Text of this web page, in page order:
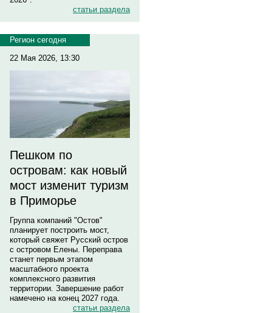
статьи раздела
Регион сегодня
22 Мая 2026, 13:30
Пешком по
островам: как новый
мост изменит туризм
в Приморье
Группа компаний "Остов"
планирует построить мост,
который свяжет Русский остров
с островом Елены. Переправа
станет первым этапом
масштабного проекта
комплексного развития
территории. Завершение работ
намечено на конец 2027 года.
статьи раздела